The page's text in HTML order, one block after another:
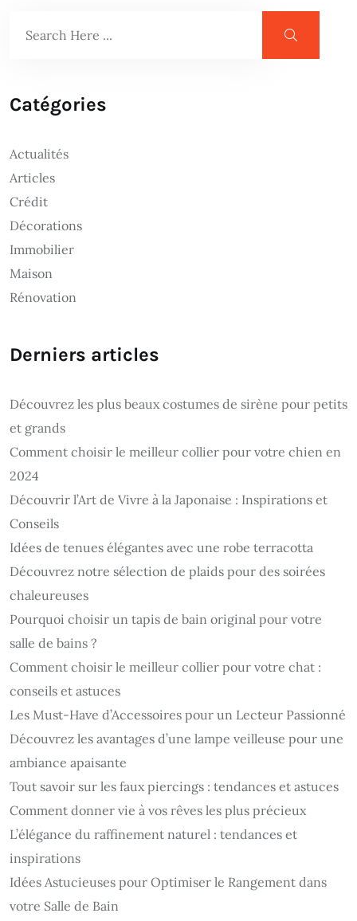
Catégories
Actualités
Articles
Crédit
Décorations
Immobilier
Maison
Rénovation
Derniers articles
Découvrez les plus beaux costumes de sirène pour petits
et grands
Comment choisir le meilleur collier pour votre chien en
2024
Découvrir l’Art de Vivre à la Japonaise : Inspirations et
Conseils
Idées de tenues élégantes avec une robe terracotta
Découvrez notre sélection de plaids pour des soirées
chaleureuses
Pourquoi choisir un tapis de bain original pour votre
salle de bains ?
Comment choisir le meilleur collier pour votre chat :
conseils et astuces
Les Must-Have d’Accessoires pour un Lecteur Passionné
Découvrez les avantages d’une lampe veilleuse pour une
ambiance apaisante
Tout savoir sur les faux piercings : tendances et astuces
Comment donner vie à vos rêves les plus précieux
L’élégance du raffinement naturel : tendances et
inspirations
Idées Astucieuses pour Optimiser le Rangement dans
votre Salle de Bain